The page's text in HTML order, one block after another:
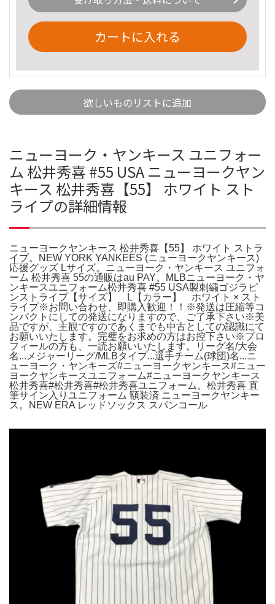
カートに入れる
欲しいものリストに追加
ニューヨーク・ヤンキース ユニフォー
ム 松井秀喜 #55 USA ニューヨークヤン
キース 松井秀喜【55】 ホワイト スト
ライプの詳細情報
ニューヨークヤンキース 松井秀喜【55】 ホワイト ストラ
イプ。NEW YORK YANKEES (ニューヨークヤンキース)
応援グッズ Lサイズ。ニューヨーク・ヤンキース ユニフォ
ーム 松井秀喜 55の通販はau PAY。MLBニューヨーク・ヤ
ンキースユニフォーム松井秀喜 #55 USA製刺繍ゴジラピ
ンストライプ【サイズ】 L【カラー】 ホワイト × スト
ライプ※お問い合わせ、即購入歓迎！！※発送は圧縮等コ
ンパクトにしての発送になりますので、ご了承下さい※美
品ですが、主観ですのであくまでも中古としての認識にて
お願いいたします。完璧をお求めの方はお控下さい※プロ
フィールの方も、一読お願いいたします。リーグ名/大会
名...メジャーリーグ/MLBタイプ...選手チーム(球団)名...ニ
ューヨーク・ヤンキーズ#ニューヨークヤンキース#ニュー
ヨークヤンキースユニフォーム#ニューヨークヤンキース
松井秀喜#松井秀喜#松井秀喜ユニフォーム。松井秀喜 直
筆サイン入りユニフォーム 額装済 ニューヨークヤンキー
ス。NEW ERA レッドソックス スパンコール